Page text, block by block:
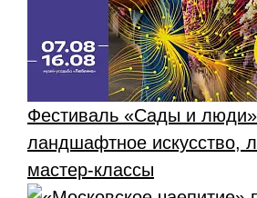
Фестиваль «Сады и
ландшафтное искусство,
мастер-классы